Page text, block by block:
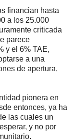
financian hasta
a los 25.000
criticada
parece
y el 6% TAE,
a una
de apertura,
pionera en
entonces, ya ha
las cuales un
y no por